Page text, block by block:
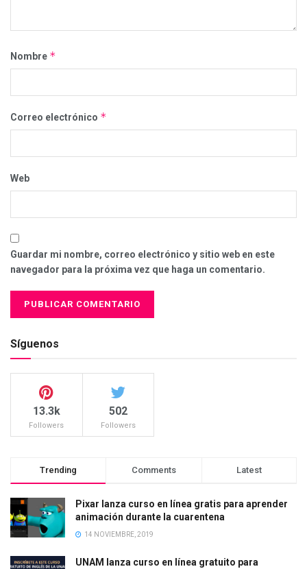
Nombre *
Correo electrónico *
Web
Guardar mi nombre, correo electrónico y sitio web en este
navegador para la próxima vez que haga un comentario.
Síguenos
13.3k
Followers
502
Followers
Trending Comments Latest
Pixar lanza curso en línea gratis para aprender
animación durante la cuarentena
14 NOVIEMBRE, 2019
UNAM lanza curso en línea gratuito para